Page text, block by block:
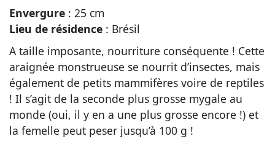
Envergure : 25 cm
Lieu de résidence : Brésil
A taille imposante, nourriture conséquente ! Cette
araignée monstrueuse se nourrit d’insectes, mais
également de petits mammifères voire de reptiles
! Il s’agit de la seconde plus grosse mygale au
monde (oui, il y en a une plus grosse encore !) et
la femelle peut peser jusqu’à 100 g !